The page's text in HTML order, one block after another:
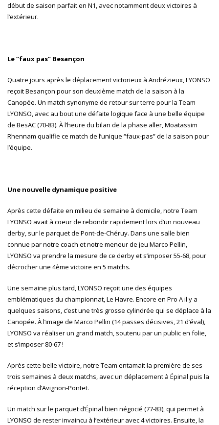
début de saison parfait en N1, avec notamment deux victoires à
l’extérieur.
Le “faux pas” Besançon
Quatre jours après le déplacement victorieux à Andrézieux, LYONSO
reçoit Besançon pour son deuxième match de la saison à la
Canopée. Un match synonyme de retour sur terre pour la Team
LYONSO, avec au bout une défaite logique face à une belle équipe
de BesAC (70-83). À l’heure du bilan de la phase aller, Moatassim
Rhennam qualifie ce match de l’unique “faux-pas” de la saison pour
l’équipe.
Une nouvelle dynamique positive
Après cette défaite en milieu de semaine à domicile, notre Team
LYONSO avait à coeur de rebondir rapidement lors d’un nouveau
derby, sur le parquet de Pont-de-Chéruy. Dans une salle bien
connue par notre coach et notre meneur de jeu Marco Pellin,
LYONSO va prendre la mesure de ce derby et s’imposer 55-68, pour
décrocher une 4ème victoire en 5 matchs.
Une semaine plus tard, LYONSO reçoit une des équipes
emblématiques du championnat, Le Havre. Encore en Pro A il y a
quelques saisons, c’est une très grosse cylindrée qui se déplace à la
Canopée. À l’image de Marco Pellin (14 passes décisives, 21 d’éval),
LYONSO va réaliser un grand match, soutenu par un public en folie,
et s’imposer 80-67 !
Après cette belle victoire, notre Team entamait la première de ses
trois semaines à deux matchs, avec un déplacement à Épinal puis la
réception d’Avignon-Pontet.
Un match sur le parquet d’Épinal bien négocié (77-83), qui permet à
LYONSO de rester invaincu à l’extérieur avec 4 victoires. Ensuite, la